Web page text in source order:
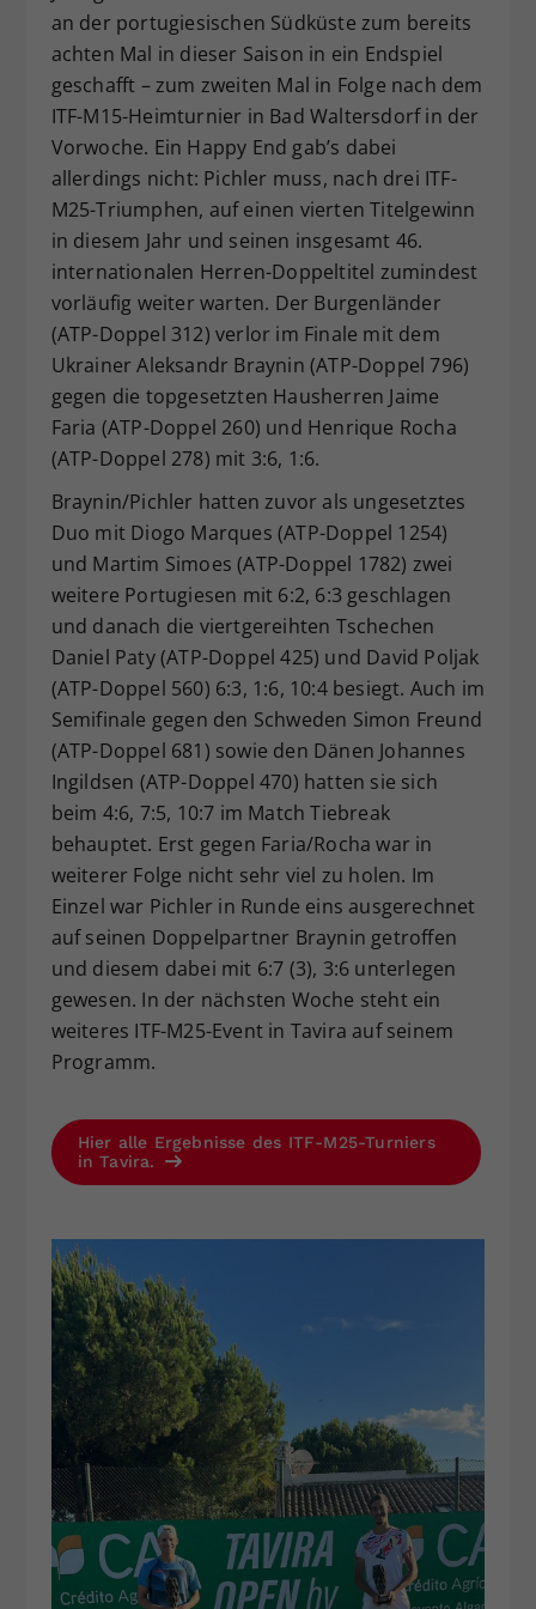
an der portugiesischen Südküste zum bereits
achten Mal in dieser Saison in ein Endspiel
geschafft – zum zweiten Mal in Folge nach dem
ITF-M15-Heimturnier in Bad Waltersdorf in der
Vorwoche. Ein Happy End gab’s dabei
allerdings nicht: Pichler muss, nach drei ITF-
M25-Triumphen, auf einen vierten Titelgewinn
in diesem Jahr und seinen insgesamt 46.
internationalen Herren-Doppeltitel zumindest
vorläufig weiter warten. Der Burgenländer
(ATP-Doppel 312) verlor im Finale mit dem
Ukrainer Aleksandr Braynin (ATP-Doppel 796)
gegen die topgesetzten Hausherren Jaime
Faria (ATP-Doppel 260) und Henrique Rocha
(ATP-Doppel 278) mit 3:6, 1:6.
Braynin/Pichler hatten zuvor als ungesetztes
Duo mit Diogo Marques (ATP-Doppel 1254)
und Martim Simoes (ATP-Doppel 1782) zwei
weitere Portugiesen mit 6:2, 6:3 geschlagen
und danach die viertgereihten Tschechen
Daniel Paty (ATP-Doppel 425) und David Poljak
(ATP-Doppel 560) 6:3, 1:6, 10:4 besiegt. Auch im
Semifinale gegen den Schweden Simon Freund
(ATP-Doppel 681) sowie den Dänen Johannes
Ingildsen (ATP-Doppel 470) hatten sie sich
beim 4:6, 7:5, 10:7 im Match Tiebreak
behauptet. Erst gegen Faria/Rocha war in
weiterer Folge nicht sehr viel zu holen. Im
Einzel war Pichler in Runde eins ausgerechnet
auf seinen Doppelpartner Braynin getroffen
und diesem dabei mit 6:7 (3), 3:6 unterlegen
gewesen. In der nächsten Woche steht ein
weiteres ITF-M25-Event in Tavira auf seinem
Programm.
Hier alle Ergebnisse des ITF-M25-Turniers
in Tavira.
Zweck
Dieser Wert speichert Ihre Consent-
Einstellungen. Unter anderem eine
zufällig generierte ID, für die
historische Speicherung Ihrer
vorgenommen Einstellungen, falls der
Webseiten-Betreiber dies eingestellt
hat.